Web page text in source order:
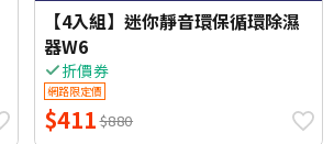
【4入組】迷你靜音環保循環除濕
器W6
折價券
網路限定價
$411$880